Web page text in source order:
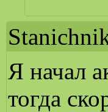
Я начал
тогда